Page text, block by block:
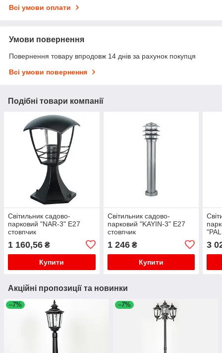
Всі умови оплати
Умови повернення
Повернення товару впродовж 14 днів за рахунок покупця
Всі умови повернення
Подібні товари компанії
Світильник садово-
парковий "NAR-3" Е27
стовпчик
1 160,56 ₴
Купити
Світильник садово-
парковий "KAYIN-3" Е27
стовпчик
1 246₴
Купити
3
Акційні пропозиції та новинки
–7% –7%